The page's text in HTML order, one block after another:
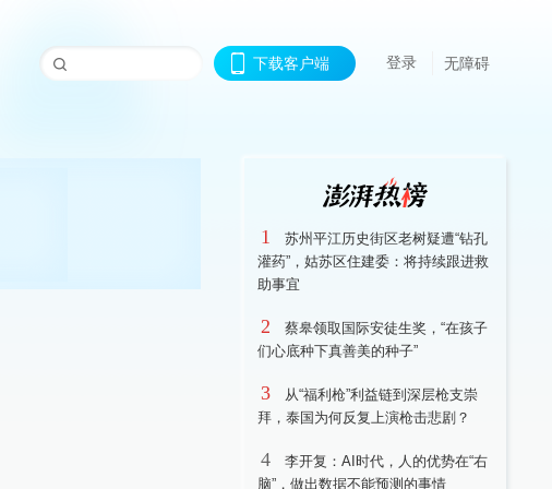
下载客户端 登录 无障碍
1
苏州平江历史街区老树疑遭“钻孔
灌药”，姑苏区住建委：将持续跟进救
助事宜
2
蔡皋领取国际安徒生奖，“在孩子
们心底种下真善美的种子”
3
从“福利枪”利益链到深层枪支崇
拜，泰国为何反复上演枪击悲剧？
4
李开复：AI时代，人的优势在“右
脑”，做出数据不能预测的事情